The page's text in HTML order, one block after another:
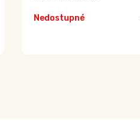
Nedostupné